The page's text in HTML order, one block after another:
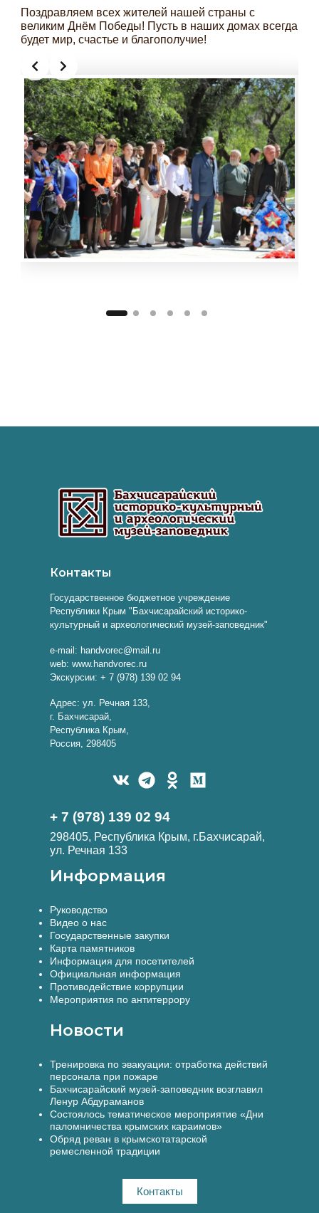
Поздравляем всех жителей нашей страны с
великим Днём Победы! Пусть в наших домах всегда
будет мир, счастье и благополучие!
Контакты
Государственное бюджетное учреждение
Республики Крым "Бахчисарайский историко-
культурный и археологический музей-заповедник"
e-mail: handvorec@mail.ru
web: www.handvorec.ru
Экскурсии: + 7 (978) 139 02 94
Адрес: ул. Речная 133,
г. Бахчисарай,
Республика Крым,
Россия, 298405
+ 7 (978) 139 02 94
298405, Республика Крым, г.Бахчисарай,
ул. Речная 133
Информация
Руководство
Видео о нас
Государственные закупки
Карта памятников
Информация для посетителей
Официальная информация
Противодействие коррупции
Мероприятия по антитеррору
Новости
Тренировка по эвакуации: отработка действий
персонала при пожаре
Бахчисарайский музей-заповедник возглавил
Ленур Абдураманов
Состоялось тематическое мероприятие «Дни
паломничества крымских караимов»
Обряд реван в крымскотатарской
ремесленной традиции
Контакты